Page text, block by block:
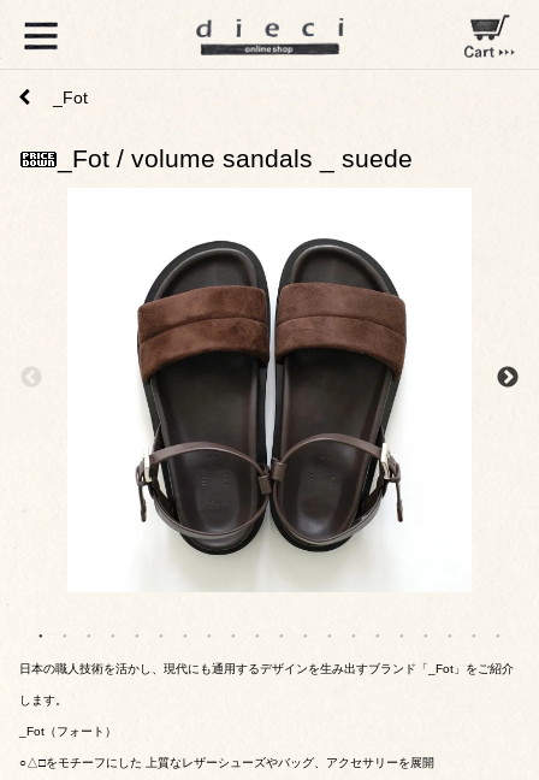
_Fot
_Fot / volume sandals _ suede
日本の職人技術を活かし、現代にも通用するデザインを生み出すブランド「_Fot」をご紹介
します。
_Fot（フォート）
○△□をモチーフにした 上質なレザーシューズやバッグ、アクセサリーを展開